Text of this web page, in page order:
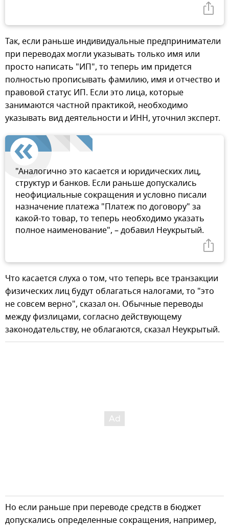
Так, если раньше индивидуальные предприниматели
при переводах могли указывать только имя или
просто написать "ИП", то теперь им придется
полностью прописывать фамилию, имя и отчество и
правовой статус ИП. Если это лица, которые
занимаются частной практикой, необходимо
указывать вид деятельности и ИНН, уточнил эксперт.
"Аналогично это касается и юридических лиц,
структур и банков. Если раньше допускались
неофициальные сокращения и условно писали
назначение платежа "Платеж по договору" за
какой-то товар, то теперь необходимо указать
полное наименование", – добавил Неукрытый.
Что касается слуха о том, что теперь все транзакции
физических лиц будут облагаться налогами, то "это
не совсем верно", сказал он. Обычные переводы
между физлицами, согласно действующему
законодательству, не облагаются, сказал Неукрытый.
Но если раньше при переводе средств в бюджет
допускались определенные сокращения, например,